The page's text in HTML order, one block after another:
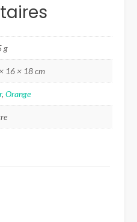
g
16 × 18 cm
, Orange